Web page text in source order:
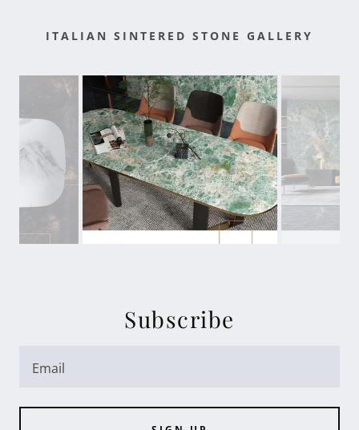
ITALIAN SINTERED STONE GALLERY
Subscribe
Email